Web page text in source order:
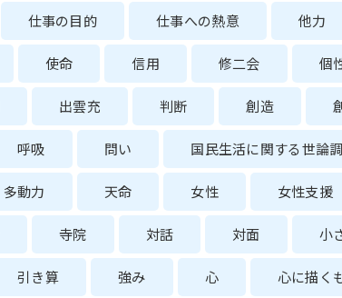
仕事の目的 仕事への熱意 他力
使命 信用 修二会 個
出雲充 判断 創造
呼吸 問い 国民生活に関する世論
多動力 天命 女性 女性支援
寺院 対話 対面 小
引き算 強み 心 心に描く